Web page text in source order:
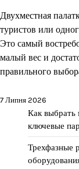
Двухместная
туристов или
Это самый
малый вес и
правильного
7 Липня 2026
Как выбрать
ключевые
Трехфазные